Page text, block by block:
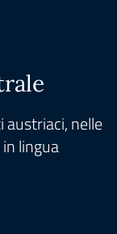
austriaci, nelle
lingua